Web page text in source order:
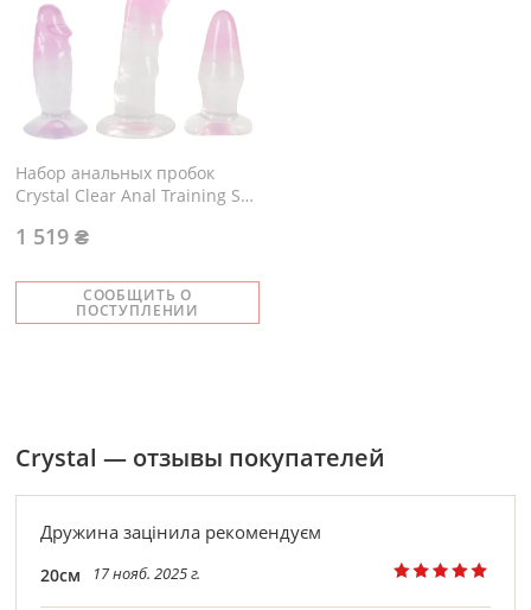
Набор анальных пробок
Crystal Clear Anal Training Set
СООБЩИТЬ О
ПОСТУПЛЕНИИ
1 519 ₴
Crystal — отзывы покупателей
Дружина зацінила рекомендуєм
20см 17 нояб. 2025 г.